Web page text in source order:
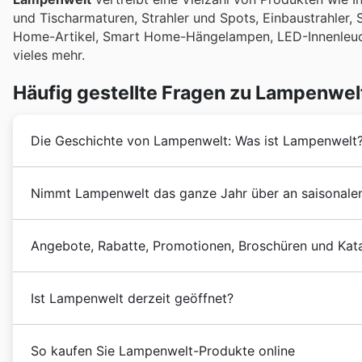
und Tischarmaturen, Strahler und Spots,
Home-Artikel, Smart Home-Hängelampen, LED-
vieles mehr.
Häufig gestellte Fragen zu
Die Geschichte von Lampenwelt: Was ist
Beleuchtungsartikeln von höchster Qualität und von
versorgen.
In den folgenden Jahren hat
Lampenweltsein
Heute ist Lampenwelt in Österreich mit einem
Nimmt Lampenwelt das ganze Jahr über an
bequem auf unserer Plattform entdecken können.
und Broschüren, um keine Schnäppchen zu
Angebote zum Schulanfang, Herbstrabatte oder den
Ereignisse wie den Advent, Weihnachten und
Sie auf themenbezogene Verkaufsaktionen wie
österreichische Feiertage wie den Nationalfeiertag
Angebote, Rabatte, Promotionen, Broschüren und
spezialisiert hat.Lampenweltblickt auf eine lange
Deutschland.
Ist Lampenwelt derzeit geöffnet?
So kaufen Sie Lampenwelt-Produkte online